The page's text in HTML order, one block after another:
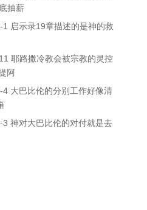
抽薪
启示录19章描述的是神的救
耶路撒冷教会被宗教的灵控
阿
大巴比伦的分别工作好像清
神对大巴比伦的对付就是去